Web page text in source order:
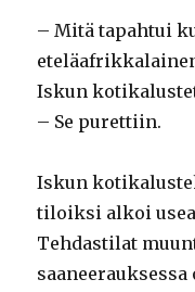
– Mitä tapahtui
Iskun
– Se purettiin.
Iskun
tiloiksi alkoi
Tehdastilat